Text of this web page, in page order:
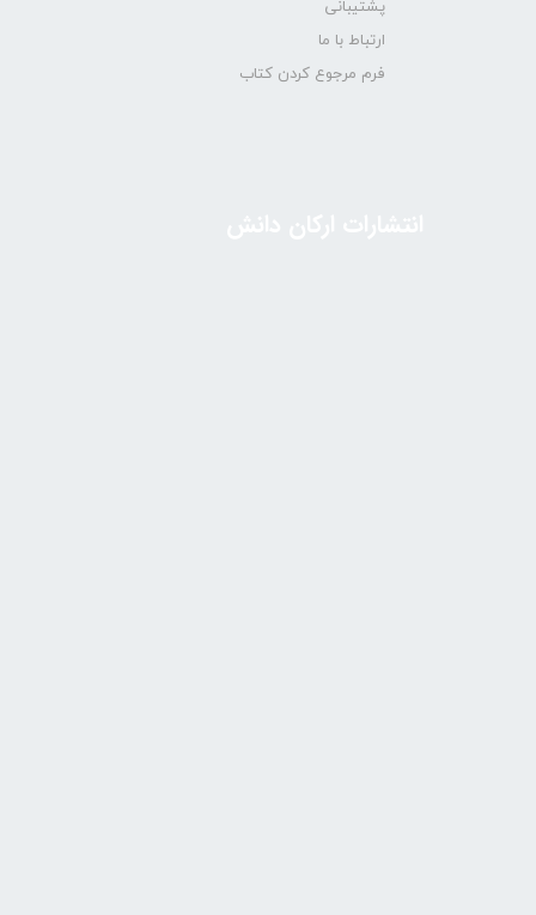
پشتیبانی
ارتباط با ما
فرم مرجوع کردن کتاب